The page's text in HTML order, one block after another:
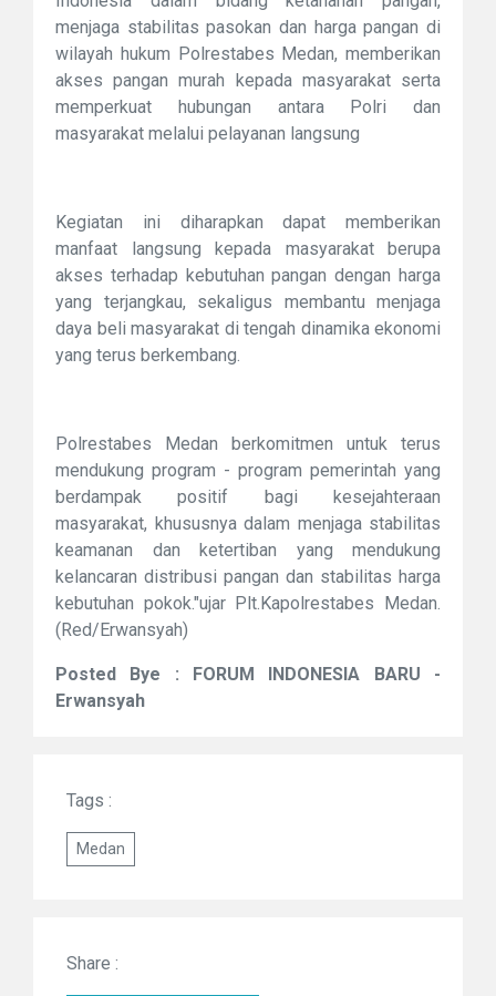
menjaga stabilitas pasokan dan harga pangan di
wilayah hukum Polrestabes Medan, memberikan
akses pangan murah kepada masyarakat serta
memperkuat hubungan antara Polri dan
masyarakat melalui pelayanan langsung
‎Kegiatan ini diharapkan dapat memberikan
manfaat langsung kepada masyarakat berupa
akses terhadap kebutuhan pangan dengan harga
yang terjangkau, sekaligus membantu menjaga
daya beli masyarakat di tengah dinamika ekonomi
yang terus berkembang.
‎Polrestabes Medan berkomitmen untuk terus
mendukung program - program pemerintah yang
berdampak positif bagi kesejahteraan
masyarakat, khususnya dalam menjaga stabilitas
keamanan dan ketertiban yang mendukung
kelancaran distribusi pangan dan stabilitas harga
kebutuhan pokok."ujar Plt.Kapolrestabes Medan.
(Red/Erwansyah)
Posted Bye : FORUM INDONESIA BARU -
Erwansyah
Tags :
Medan
Share :